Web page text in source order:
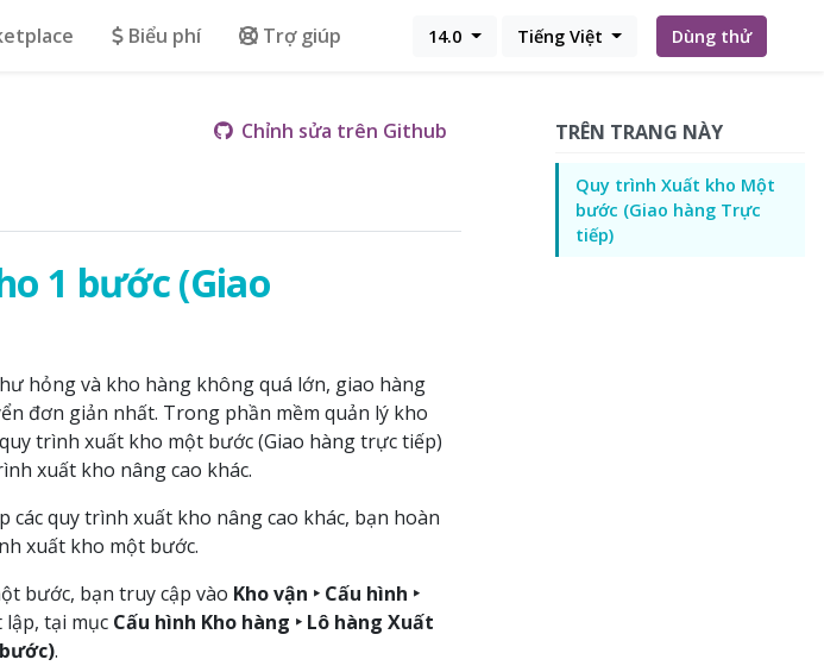
Biểu phí Trợ giúp 14.0 Tiếng Việt Dùng thử
Chỉnh sửa trên Github
1 bước (Giao
hỏng và kho hàng không quá lớn, giao hàng
đơn giản nhất. Trong phần mềm quản lý kho
trình xuất kho một bước (Giao hàng trực tiếp)
xuất kho nâng cao khác.
quy trình xuất kho nâng cao khác, bạn hoàn
xuất kho một bước.
bước, bạn truy cập vào Kho vận ‣ Cấu hình ‣
tại mục Cấu hình Kho hàng ‣ Lô hàng Xuất
.
TRÊN TRANG NÀY
Quy trình Xuất kho Một
bước (Giao hàng Trực
tiếp)